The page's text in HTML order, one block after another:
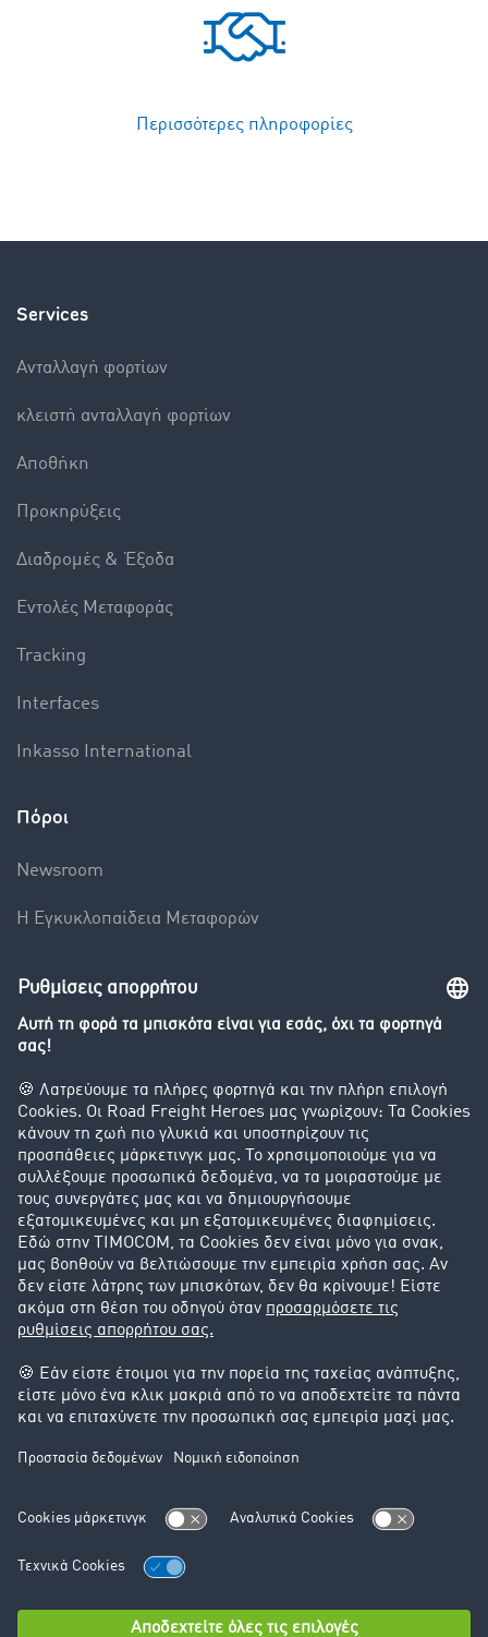
Περισσότερες πληροφορίες
Services
Aνταλλαγή φορτίων
κλειστή ανταλλαγή φορτίων
Αποθήκη
Προκηρύξεις
Διαδρομές & Έξοδα
Εντολές Mεταφοράς
Tracking
Interfaces
Inkasso International
Πόροι
Newsroom
Η Εγκυκλοπαίδεια Mεταφορών
Διερεύνηση της ανταλλαγής φορτίων
Εταιρεία
Οι πελάτες προσελκύουν πελάτες
Success Stories
Υποστήριξη
Υποστήριξη
Νομικά
Στοιχεία έκδοσης
Γενικοί Όροι Συναλλαγών
Ρυθμίσεις Cookie